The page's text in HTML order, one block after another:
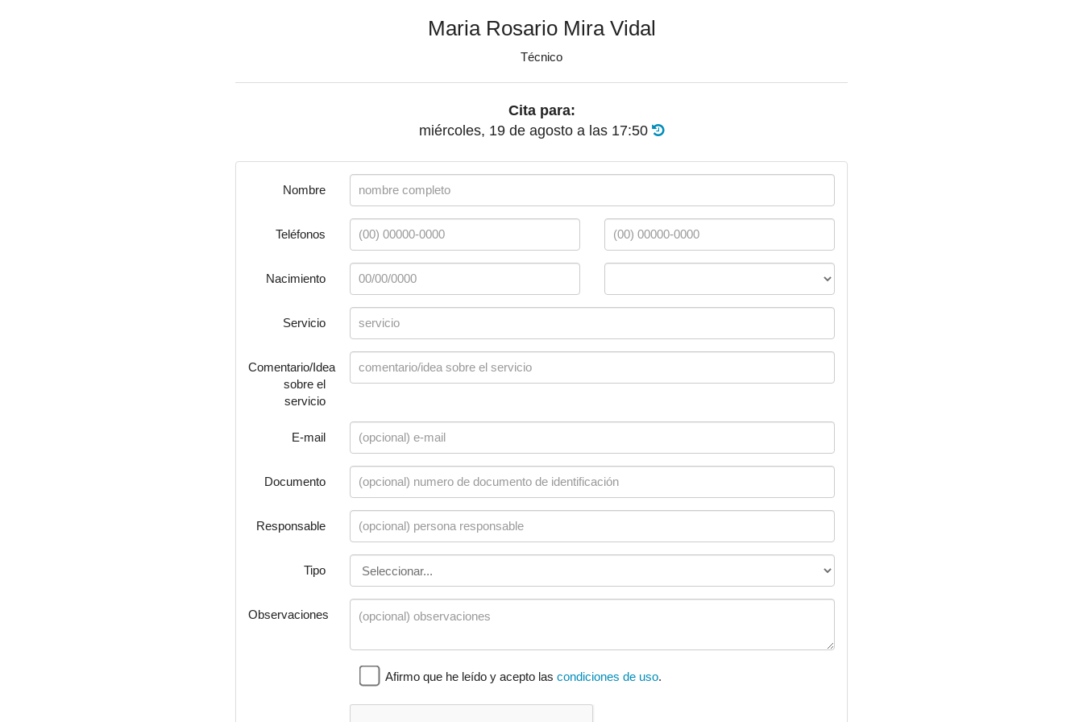
Maria Rosario Mira Vidal
Técnico
Cita para:
miércoles, 19 de agosto a las 17:50
Nombre
Teléfonos
Nacimiento
Servicio
Comentario/Idea
sobre el
servicio
E-mail
Documento
Responsable
Tipo
Observaciones
Afirmo que he leído y acepto lascondiciones de uso.